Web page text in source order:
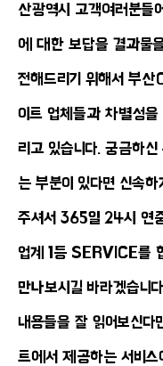
산광역시 고객여러분들
에 대한 보답을 결과물
전해드리기 위해서 부
이트 업체들과 차별성
리고 있습니다. 궁금하신
는 부분이 있다면 신속
주셔서 365일 24시 연
업계 1등 SERVICE를
만나보시길 바라겠습니
내용들을 잘 읽어보신다
트에서 제공하는 서비